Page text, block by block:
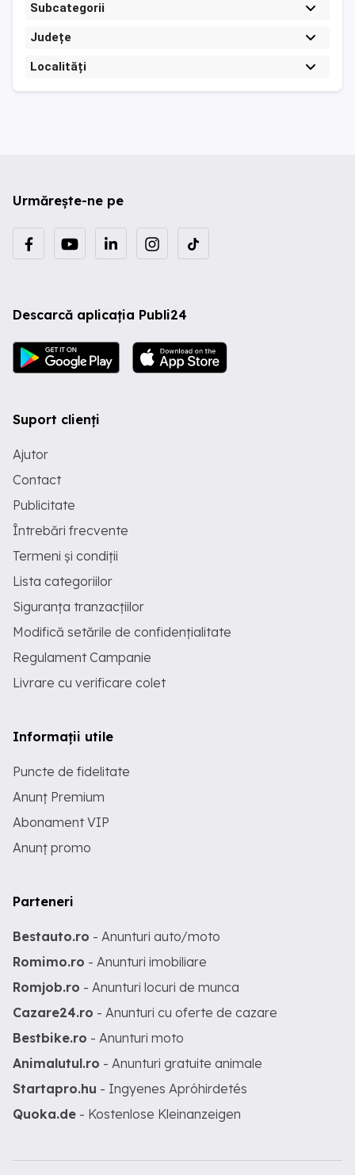
Subcategorii
Județe
Localități
Urmărește-ne pe
Descarcă aplicația Publi24
Suport clienți
Ajutor
Contact
Publicitate
Întrebări frecvente
Termeni și condiții
Lista categoriilor
Siguranța tranzacțiilor
Modifică setările de confidențialitate
Regulament Campanie
Livrare cu verificare colet
Informații utile
Puncte de fidelitate
Anunț Premium
Abonament VIP
Anunț promo
Parteneri
Bestauto.ro - Anunturi auto/moto
Romimo.ro - Anunturi imobiliare
Romjob.ro - Anunturi locuri de munca
Cazare24.ro - Anunturi cu oferte de cazare
Bestbike.ro - Anunturi moto
Animalutul.ro - Anunturi gratuite animale
Startapro.hu - Ingyenes Apróhirdetés
Quoka.de - Kostenlose Kleinanzeigen